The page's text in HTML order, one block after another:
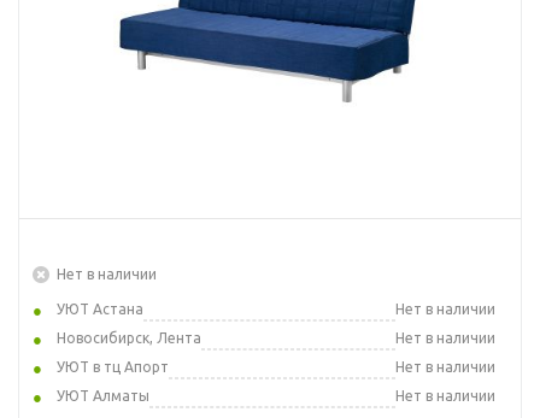
Нет в наличии
УЮТ Астана
Нет в наличии
Новосибирск, Лента
Нет в наличии
УЮТ в тц Апорт
Нет в наличии
УЮТ Алматы
Нет в наличии